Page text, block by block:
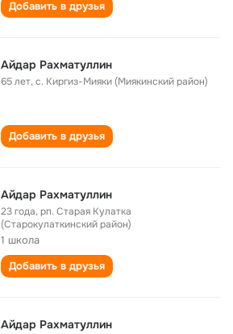
Добавить в друзья
Айдар Рахматуллин
65 лет,с. Киргиз-Мияки (Миякинский район)
Добавить в друзья
Айдар Рахматуллин
23 года,рп. Старая Кулатка
(Старокулаткинский район)
1 школа
Добавить в друзья
Айдар Рахматуллин